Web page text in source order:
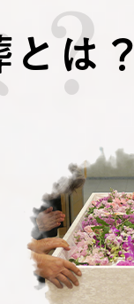
とは？
？